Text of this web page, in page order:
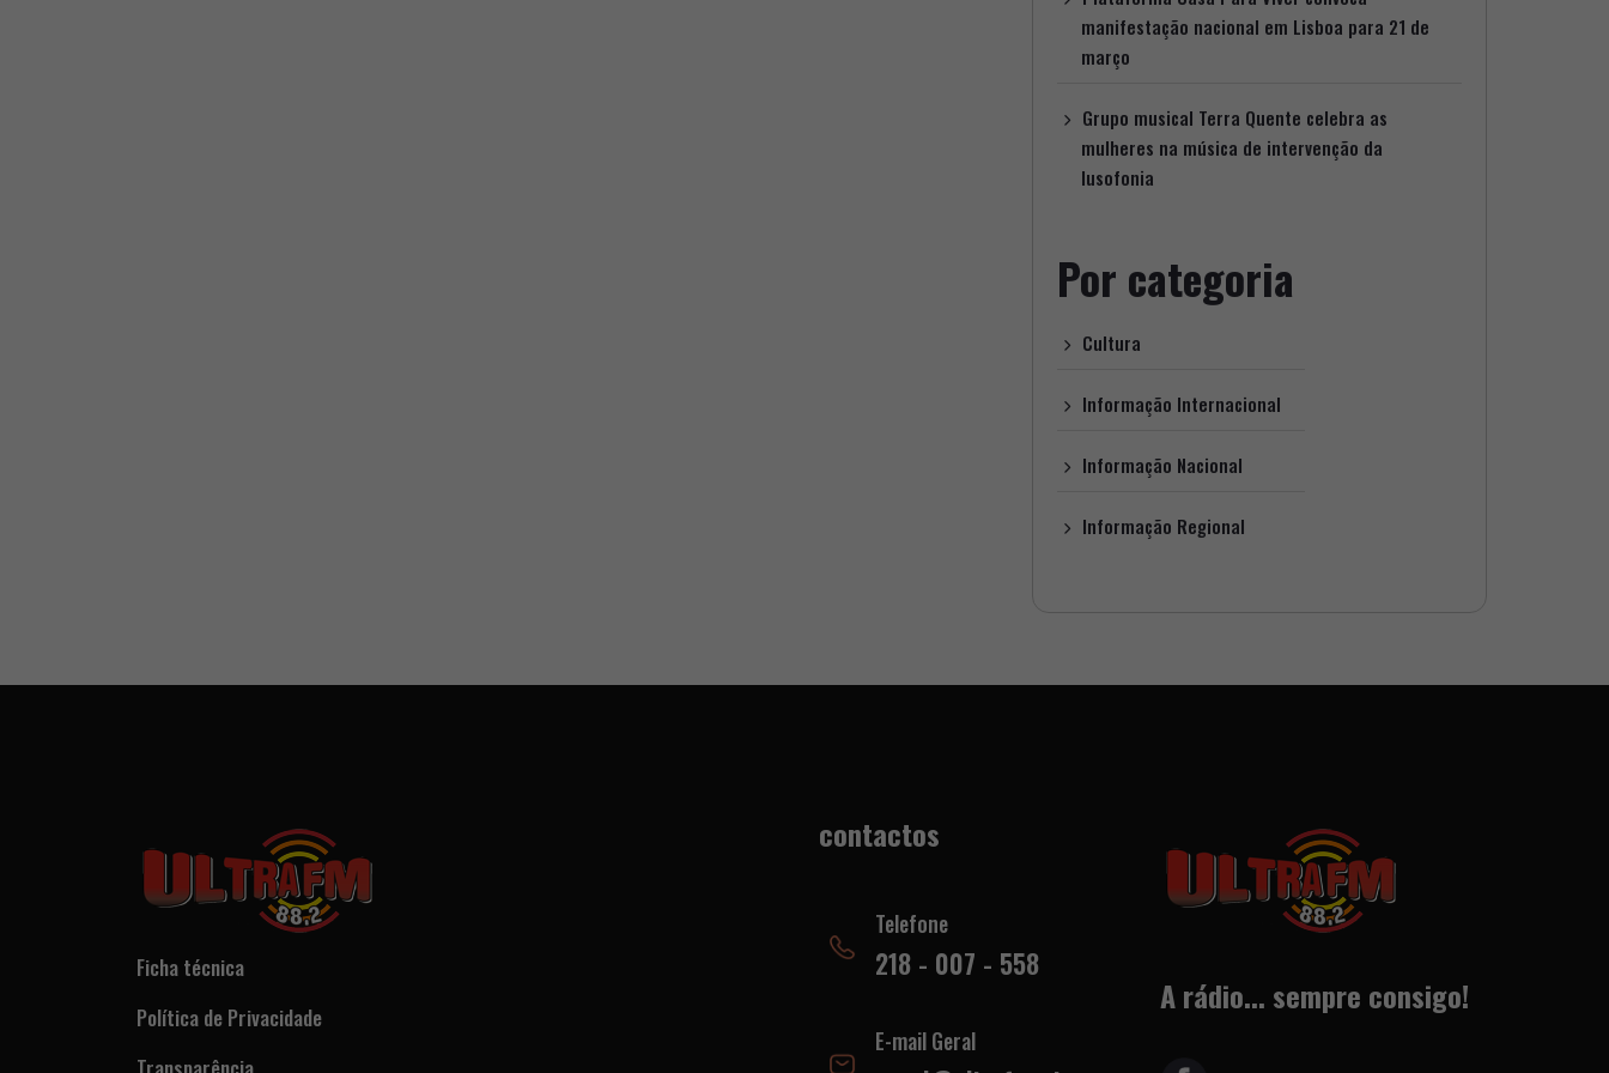
manifestação nacional em Lisboa para 21 de
março
Grupo musical Terra Quente celebra as
mulheres na música de intervenção da
lusofonia
Por categoria
Cultura
Informação Internacional
Informação Nacional
Informação Regional
Ficha técnica
Política de Privacidade
contactos
Telefone
218 - 007 - 558
E-mail Geral
A rádio... sempre consigo!